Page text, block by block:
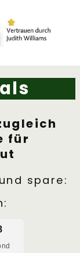
für
spare: